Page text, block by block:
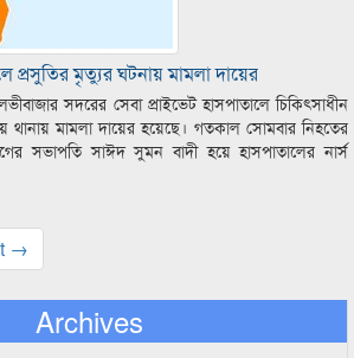
প্রসুতির মৃত্যুর ঘটনায় মামলা দায়ের
সদরের সেবা প্রাইভেট হাসপাতালে চিকিৎসাধীন
থানায় মামলা দায়ের হয়েছে। গতকাল সোমবার নিহতের
সভাপতি সাঈদ সুমন বাদী হয়ে হাসপাতালের নার্স
→
Archives